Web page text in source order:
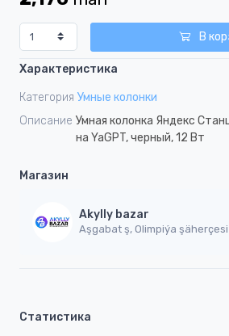
В
Характеристика
Категория Умные колонки
Описание Умная колонка Яндекс
на YaGPT, черный, 12 Вт
Магазин
Akylly bazar
Aşgabat ş, Olimpiýa şäherçesi
Статистика